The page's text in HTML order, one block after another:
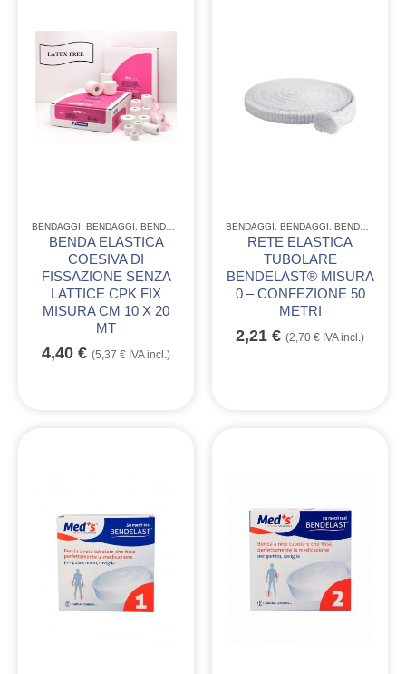
BENDAGGI , BENDAGGI , BENDAGGI MONOUSO CONSUMABILE
BENDA ELASTICA
COESIVA DI
FISSAZIONE SENZA
LATTICE CPK FIX
MISURA CM 10 X 20
MT
4,40 € (5,37 € IVA incl.)
BENDAGGI , BENDAGGI , BENDAGGI
RETE ELASTICA
TUBOLARE
BENDELAST® MISURA
0 – CONFEZIONE 50
METRI
2,21 € (2,70 € IVA incl.)